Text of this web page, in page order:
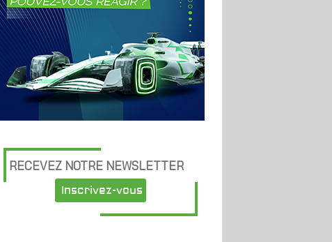
RECEVEZ NOTRE NEWSLETTER
Inscrivez-vous